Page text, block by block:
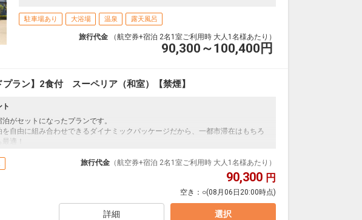
駐車場あり 大浴場 温泉 露天風呂
旅行代金 （航空券+宿泊 2名1室ご利用時 大人1名様あたり）
90,300～100,400 円
プラン】2食付 スーペリア（和室）【禁煙】
ト
がセットになったプランです。
を自由に組み合わせできるダイナミックパッケージだから、一都市滞在はもちろ
適！
心のJAL（またはJALグループ）確約！フライトマイル50%貯まります。
ンタカーや現地交通・体験プランなどの追加（同時予約）が可能なプランもござ
旅行代金 （航空券+宿泊 2名1室ご利用時 大人1名様あたり）
90,300 円
空き： ○(08月06日20:00時点)
詳細 選択